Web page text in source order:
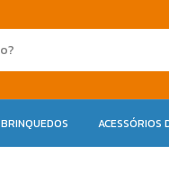
BRINQUEDOS ACESSÓRIOS